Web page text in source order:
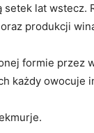
lat wstecz.
produkcji
formie
każdy owocuje​